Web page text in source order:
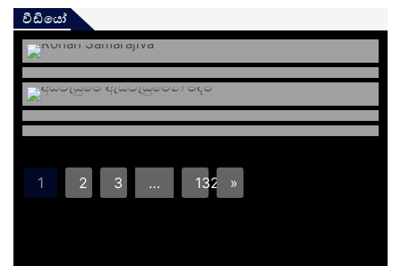
වීඩියෝ
1 2 3 … 132 »